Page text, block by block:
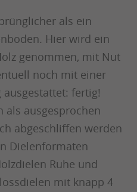
als ein
Hier wird ein
genommen, mit Nut
noch mit einer
fertig!
als ausgesprochen
abgeschliffen werden
Dielenformaten
Ruhe und
mit knapp 4